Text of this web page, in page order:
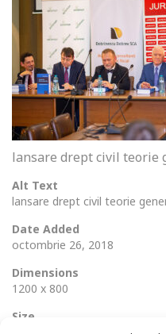
lansare drept civil teorie
Alt Text
lansare drept civil teorie
Date Added
octombrie 26, 2018
Dimensions
1200 x 800
Size